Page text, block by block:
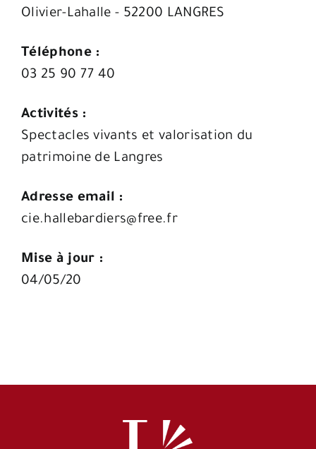
Olivier-Lahalle - 52200 LANGRES
Téléphone :
03 25 90 77 40
Activités :
Spectacles vivants et valorisation du
patrimoine de Langres
Adresse email :
cie.hallebardiers@free.fr
Mise à jour :
04/05/20